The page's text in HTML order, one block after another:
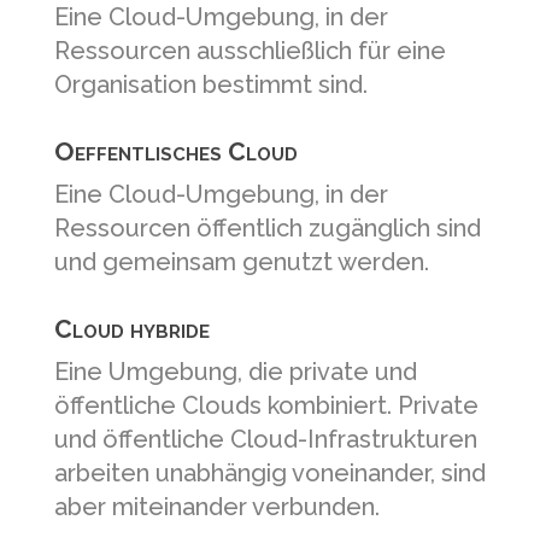
Eine Cloud-Umgebung, in der
Ressourcen ausschließlich für eine
Organisation bestimmt sind.
Oeffentlisches Cloud
Eine Cloud-Umgebung, in der
Ressourcen öffentlich zugänglich sind
und gemeinsam genutzt werden.
Cloud hybride
Eine Umgebung, die private und
öffentliche Clouds kombiniert. Private
und öffentliche Cloud-Infrastrukturen
arbeiten unabhängig voneinander, sind
aber miteinander verbunden.